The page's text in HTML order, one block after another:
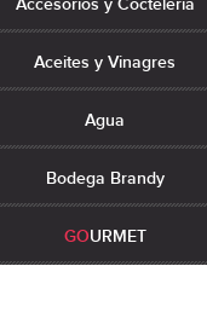
Accesorios y Cocteleria
Aceites y Vinagres
Agua
Bodega Brandy
GOURMET